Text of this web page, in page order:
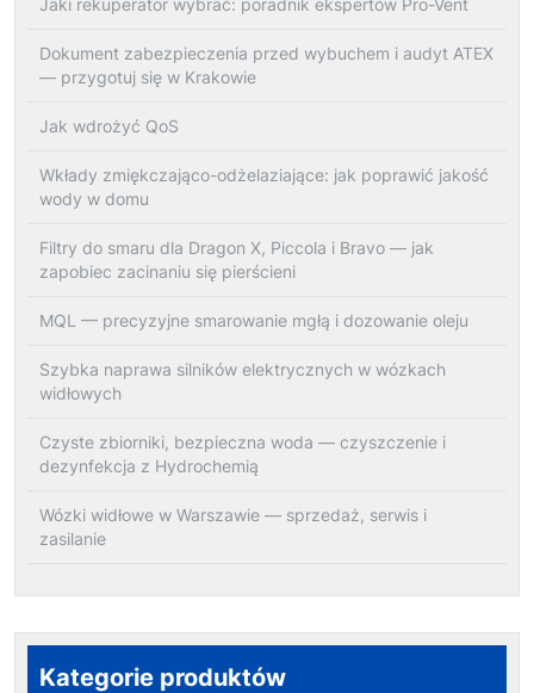
Dokument zabezpieczenia przed wybuchem i audyt ATEX
— przygotuj się w Krakowie
Jak wdrożyć QoS
Wkłady zmiękczająco-odżelaziające: jak poprawić jakość
wody w domu
Filtry do smaru dla Dragon X, Piccola i Bravo — jak
zapobiec zacinaniu się pierścieni
MQL — precyzyjne smarowanie mgłą i dozowanie oleju
Szybka naprawa silników elektrycznych w wózkach
widłowych
Czyste zbiorniki, bezpieczna woda — czyszczenie i
dezynfekcja z Hydrochemią
Wózki widłowe w Warszawie — sprzedaż, serwis i
zasilanie
Kategorie produktów